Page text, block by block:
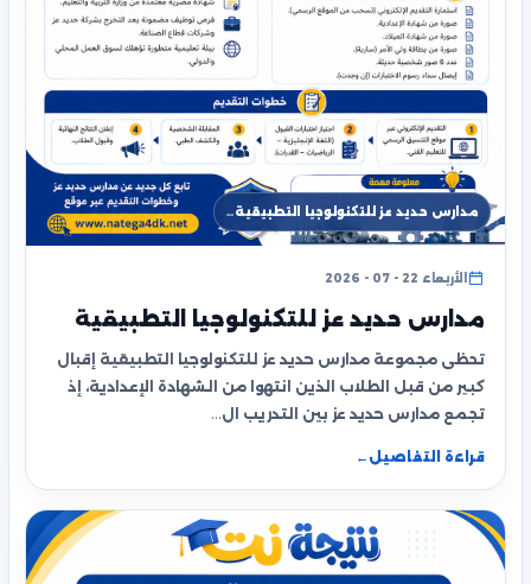
مدارس حديد عز للتكنولوجيا التطبيقية…
الأربعاء 22 - 07 - 2026
مدارس حديد عز للتكنولوجيا التطبيقية
تحظى مجموعة مدارس حديد عز للتكنولوجيا التطبيقية إقبال
كبير من قبل الطلاب الذين انتهوا من الشهادة الإعدادية، إذ
تجمع مدارس حديد عز بين التدريب ال…
قراءة التفاصيل ←